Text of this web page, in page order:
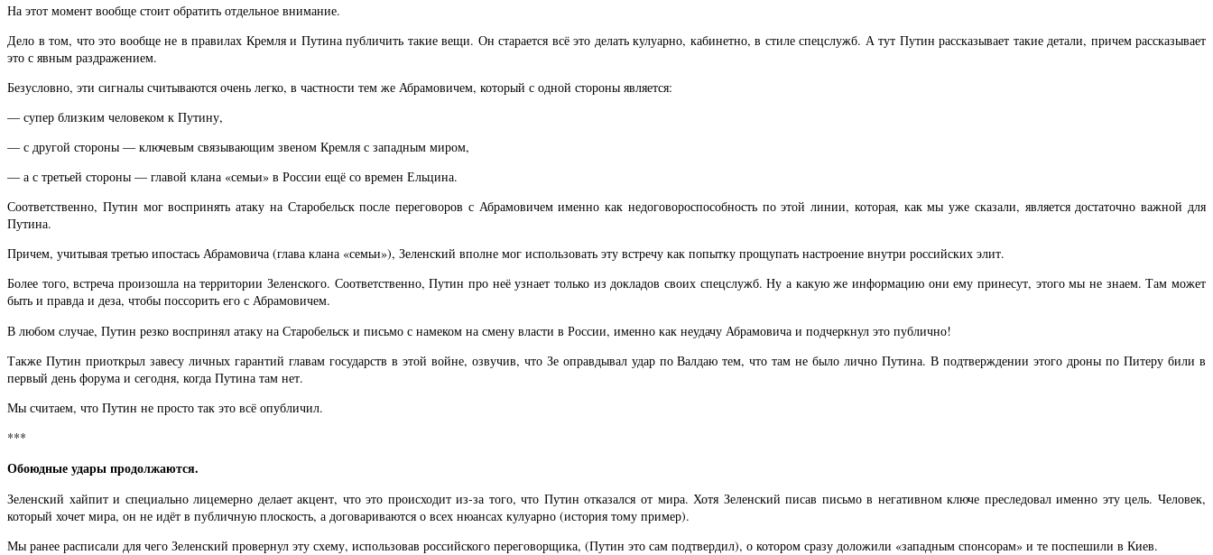
На этот момент вообще стоит обратить отдельное внимание.
Дело в том, что это вообще не в правилах Кремля и Путина публичить такие вещи. Он старается всё это делать кулуарно, кабинетно, в стиле спецслужб. А тут Путин рассказывает такие детали, причем рассказывает
это с явным раздражением.
Безусловно, эти сигналы считываются очень легко, в частности тем же Абрамовичем, который с одной стороны является:
— супер близким человеком к Путину,
— с другой стороны — ключевым связывающим звеном Кремля с западным миром,
— а с третьей стороны — главой клана «семьи» в России ещё со времен Ельцина.
Соответственно, Путин мог воспринять атаку на Старобельск после переговоров с Абрамовичем именно как недоговороспособность по этой линии, которая, как мы уже сказали, является достаточно важной для
Путина.
Причем, учитывая третью ипостась Абрамовича (глава клана «семьи»), Зеленский вполне мог использовать эту встречу как попытку прощупать настроение внутри российских элит.
Более того, встреча произошла на территории Зеленского. Соответственно, Путин про неё узнает только из докладов своих спецслужб. Ну а какую же информацию они ему принесут, этого мы не знаем. Там может
быть и правда и деза, чтобы поссорить его с Абрамовичем.
В любом случае, Путин резко воспринял атаку на Старобельск и письмо с намеком на смену власти в России, именно как неудачу Абрамовича и подчеркнул это публично!
Также Путин приоткрыл завесу личных гарантий главам государств в этой войне, озвучив, что Зе оправдывал удар по Валдаю тем, что там не было лично Путина. В подтверждении этого дроны по Питеру били в
первый день форума и сегодня, когда Путина там нет.
Мы считаем, что Путин не просто так это всё опубличил.
***
Обоюдные удары продолжаются.
Зеленский хайпит и специально лицемерно делает акцент, что это происходит из-за того, что Путин отказался от мира. Хотя Зеленский писав письмо в негативном ключе преследовал именно эту цель. Человек,
который хочет мира, он не идёт в публичную плоскость, а договариваются о всех нюансах кулуарно (история тому пример).
Мы ранее расписали для чего Зеленский провернул эту схему, использовав российского переговорщика, (Путин это сам подтвердил), о котором сразу доложили «западным спонсорам» и те поспешили в Киев.